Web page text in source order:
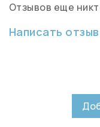
Отзывов еще
Написать отзыв